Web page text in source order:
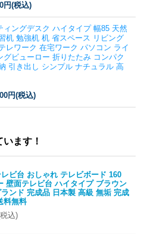
円(税込)
ィングデスク ハイタイプ 幅85 天然
机 勉強机 机 省スペース リビング
レワーク 在宅ワーク パソコン ライ
グビューロー 折りたたみ コンパク
引き出し シンプル ナチュラル 高
円(税込)
ます！
ビ台 おしゃれ テレビボード 160
壁面テレビ台 ハイタイプ ブラウン
ンド 完成品 日本製 高級 無垢 完成
料無料
込)